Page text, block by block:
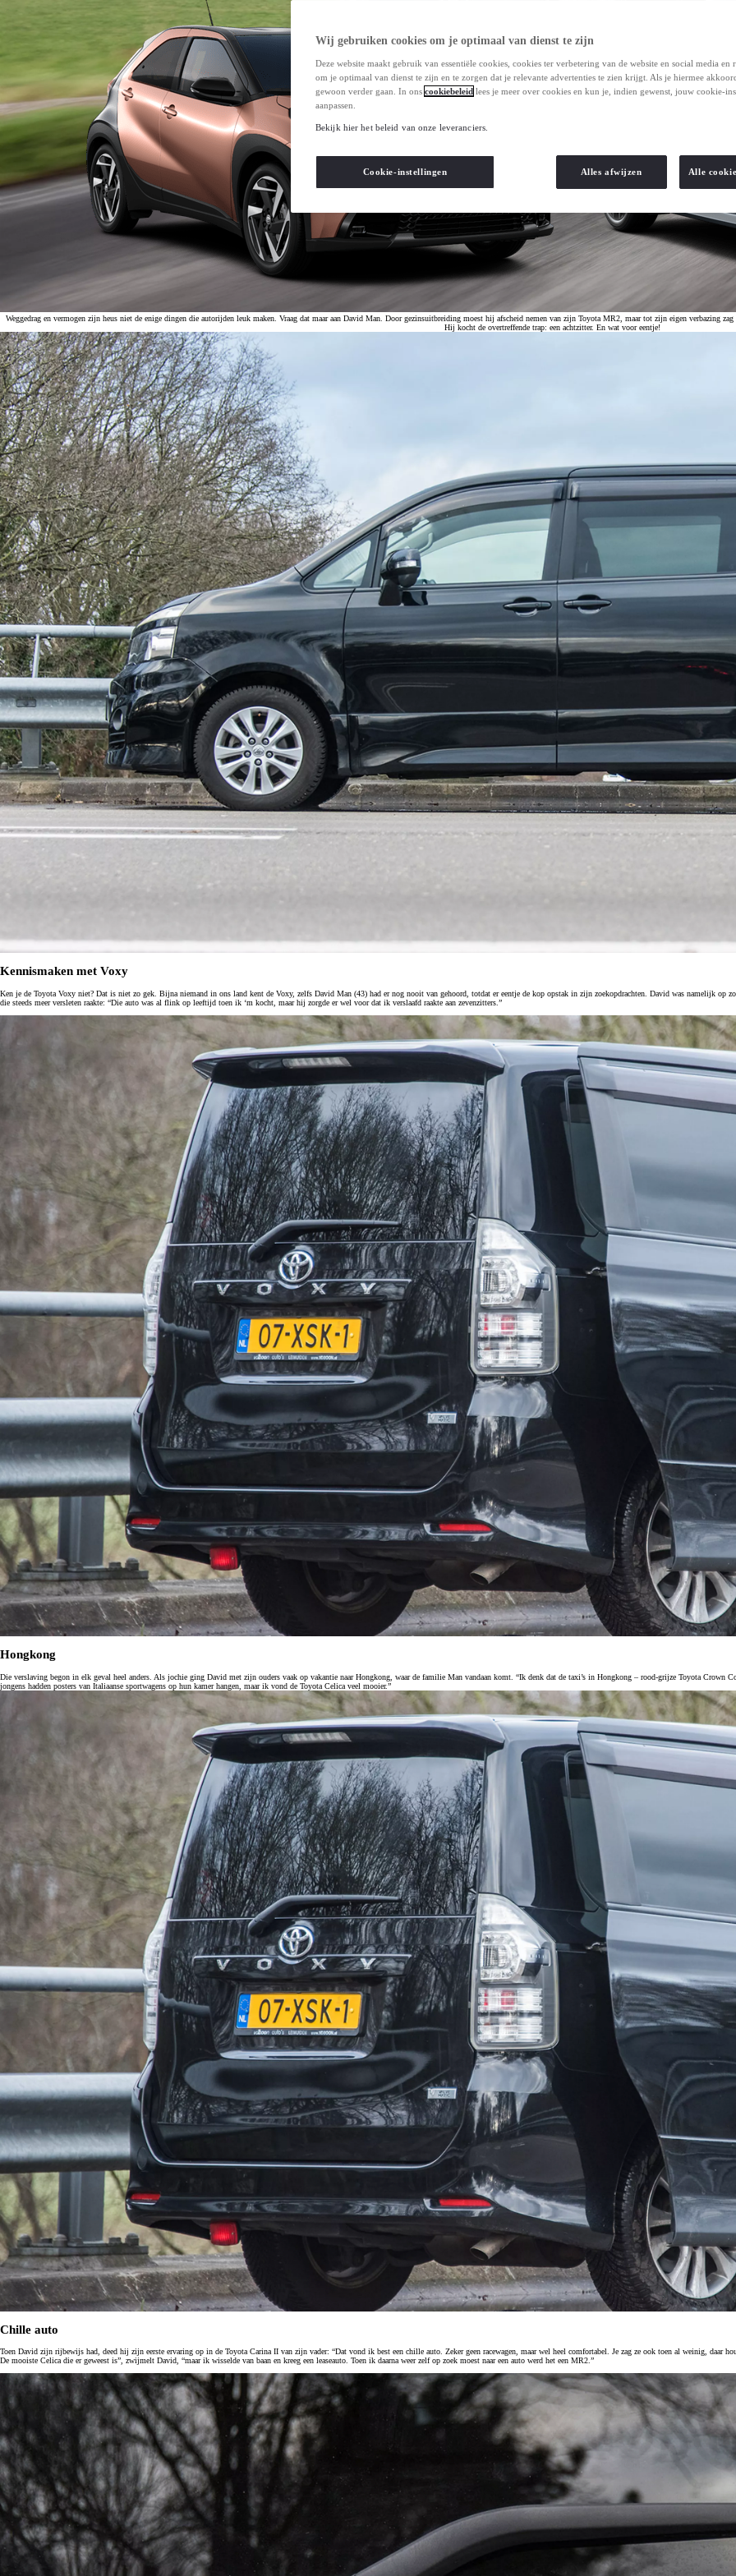
Vanaf € 23.750,-
€ 197,98 p/m*
Vanaf € 27.195,-
€ 226,70 p/m*
Yaris Cross
HYBRIDE
Vanaf € 31.895,-
€ 265,89 p/m*
Vanaf € 32.995,-
€ 203,58 p/m*
Corolla Touring Sports
HYBRIDE
Vanaf € 35.495,-
€ 295,90 p/m*
Corolla Cross
HYBRIDE
Vanaf € 39.995,-
€ 330,83 p/m*
BATTERIJ ELEKTRISCH
Vanaf € 37.995,-
€ 234,43 p/m*
Vanaf € 39.995,-
€ 246,77 p/m*
PLUG-IN HYBRIDE
Vanaf € 49.995,-
€ 413,55 p/m*
WATERSTOF-ELEKTRISCH
Vanaf € 76.695,-
€ 627,81 p/m*
Proace City
OOK ALS BATTERIJ-ELEKTRISCH
Proace
OOK ALS BATTERIJ-ELEKTRISCH
Weggedrag en vermogen zijn heus niet de enige dingen die autorijden leuk maken. Vraag dat maar aan David Man. Door gezinsuitbreiding moest hij afscheid nemen van zijn Toyota MR2, maar tot zijn eigen verbazing
Hij kocht de overtreffende trap: een achtzitter. En wat voor eentje!
Kennismaken met Voxy
Ken je de Toyota Voxy niet? Dat is niet zo gek. Bijna niemand in ons land kent de Voxy, zelfs David Man (43) had er nog nooit van gehoord, totdat er eentje de kop opstak in zijn zoekopdrachten. David was namelijk op
die steeds meer versleten raakte: “Die auto was al flink op leeftijd toen ik ‘m kocht, maar hij zorgde er wel voor dat ik verslaafd raakte aan zevenzitters.”
Hongkong
Die verslaving begon in elk geval heel anders. Als jochie ging David met zijn ouders vaak op vakantie naar Hongkong, waar de familie Man vandaan komt. “Ik denk dat de taxi’s in Hongkong – rood-grijze Toyota Crown
jongens hadden posters van Italiaanse sportwagens op hun kamer hangen, maar ik vond de Toyota Celica veel mooier.”
Chille auto
Toen David zijn rijbewijs had, deed hij zijn eerste ervaring op in de Toyota Carina II van zijn vader: “Dat vond ik best een chille auto. Zeker geen racewagen, maar wel heel comfortabel. Je zag ze ook toen al weinig, daar
De mooiste Celica die er geweest is”, zwijmelt David, “maar ik wisselde van baan en kreeg een leaseauto. Toen ik daarna weer zelf op zoek moest naar een auto werd het een MR2.”
Wij gebruiken cookies om je optimaal van dienst te zijn
Deze website maakt gebruik van essentiële cookies, cookies ter verbetering van de website en social media en
om je optimaal van dienst te zijn en te zorgen dat je relevante advertenties te zien krijgt. Als je hiermee
gewoon verder gaan. In ons cookiebeleid lees je meer over cookies en kun je, indien gewenst, jouw cookie-
aanpassen.
Bekijk hier het beleid van onze leveranciers.
Cookie-instellingen Alles afwijzen Alle